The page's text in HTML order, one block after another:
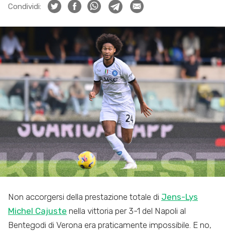
Condividi:
Non accorgersi della prestazione totale di Jens-Lys
Michel Cajuste nella vittoria per 3-1 del Napoli al
Bentegodi di Verona era praticamente impossibile. E no,